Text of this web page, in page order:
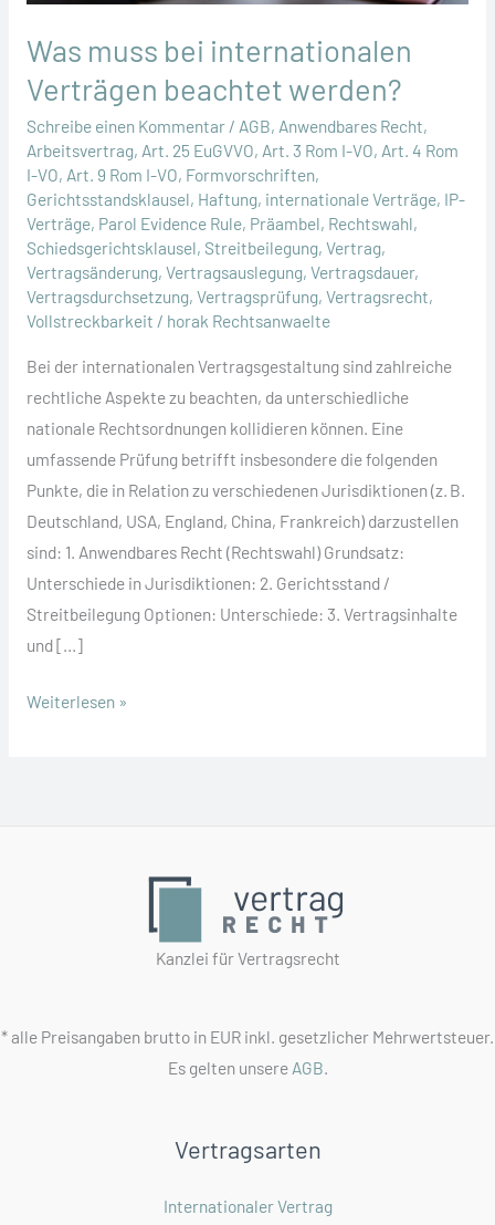
Was muss bei internationalen
Verträgen beachtet werden?
Schreibe einen Kommentar / AGB, Anwendbares Recht,
Arbeitsvertrag, Art. 25 EuGVVO, Art. 3 Rom I-VO, Art. 4 Rom
I-VO, Art. 9 Rom I-VO, Formvorschriften,
Gerichtsstandsklausel, Haftung, internationale Verträge, IP-
Verträge, Parol Evidence Rule, Präambel, Rechtswahl,
Schiedsgerichtsklausel, Streitbeilegung, Vertrag,
Vertragsänderung, Vertragsauslegung, Vertragsdauer,
Vertragsdurchsetzung, Vertragsprüfung, Vertragsrecht,
Vollstreckbarkeit / horak Rechtsanwaelte
Bei der internationalen Vertragsgestaltung sind zahlreiche
rechtliche Aspekte zu beachten, da unterschiedliche
nationale Rechtsordnungen kollidieren können. Eine
umfassende Prüfung betrifft insbesondere die folgenden
Punkte, die in Relation zu verschiedenen Jurisdiktionen (z. B.
Deutschland, USA, England, China, Frankreich) darzustellen
sind: 1. Anwendbares Recht (Rechtswahl) Grundsatz:
Unterschiede in Jurisdiktionen: 2. Gerichtsstand /
Streitbeilegung Optionen: Unterschiede: 3. Vertragsinhalte
und […]
Was
Weiterlesen »
Kanzlei für Vertragsrecht
* alle Preisangaben brutto in EUR inkl. gesetzlicher Mehrwertsteuer.
Es gelten unsere AGB.
Vertragsarten
Internationaler Vertrag